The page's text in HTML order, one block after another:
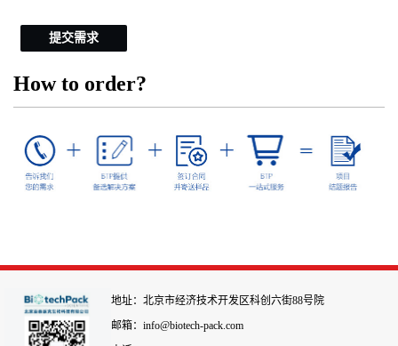
提交需求
How to order?
地址：北京市经济技术开发区科创六街88号院
邮箱：info@biotech-pack.com